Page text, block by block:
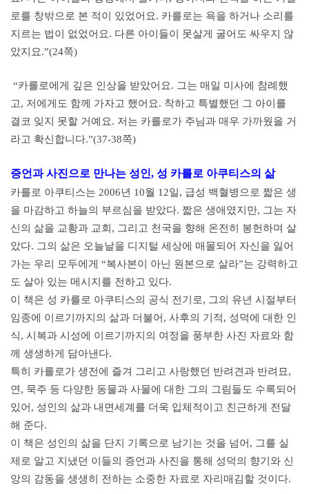
로를 창밖으로 본 적이 있었어요. 카를로는 욕을 하거나 소리를
지르는 법이 없었어요. 다른 아이들이 못살게 굴어도 싸우지 않
았지요.”(24쪽)
“카를로에게 깊은 인상을 받았어요. 그는 매일 미사에 참례했
고, 저에게도 함께 가자고 했어요. 착하고 특별했던 그 아이를
결코 잊지 못할 거예요. 저는 카를로가 주님과 매우 가까웠을 거
라고 확신합니다.”(37-38쪽)
증언과 사진으로 만나는 성인, 성 카를로 아쿠티스의 삶
카를로 아쿠티스는 2006년 10월 12일, 급성 백혈병으로 짧은 생
을 마감하고 하늘의 부르심을 받았다. 짧은 생애였지만, 그는 자
신의 삶을 교황과 교회, 그리고 천국을 향해 온전히 봉헌하며 살
았다. 그의 삶은 오늘날을 디지털 세상에 매몰되어 자신을 잃어
가는 우리 모두에게 “복사본이 아닌 원본으로 살라”는 강력하고
도 살아 있는 메시지를 전하고 있다.
이 책은 성 카를로 아쿠티스의 공식 전기로, 그의 유년 시절부터
임종에 이르기까지의 삶과 더불어, 사후의 기적, 성덕에 대한 인
식, 시복과 시성에 이르기까지의 여정을 풍부한 사진 자료와 함
께 생생하게 담아낸다.
특히 카를로가 생전에 즐겨 그리고 사랑했던 반려견과 반려묘,
연, 묵주 등 다양한 동물과 사물에 대한 그의 그림들도 수록되어
있어, 성인의 삶과 내면세계를 더욱 입체적이고 친근하게 전달
해 준다.
이 책은 성인의 삶을 단지 기록으로 남기는 것을 넘어, 그를 실
제로 알고 지냈던 이들의 증언과 사진을 통해 성덕의 향기와 신
앙의 감동을 생생히 전하는 소중한 자료로 자리매김할 것이다.